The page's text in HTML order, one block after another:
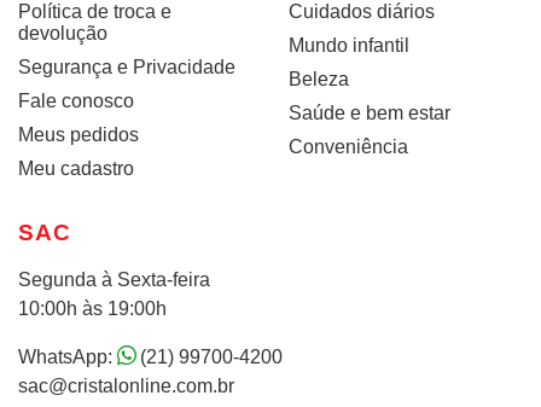
Política de troca e
devolução
Segurança e Privacidade
Fale conosco
Meus pedidos
Meu cadastro
Cuidados diários
Mundo infantil
Beleza
Saúde e bem estar
Conveniência
SAC
Segunda à Sexta-feira
10:00h às 19:00h
WhatsApp:
(21) 99700-4200
sac@cristalonline.com.br